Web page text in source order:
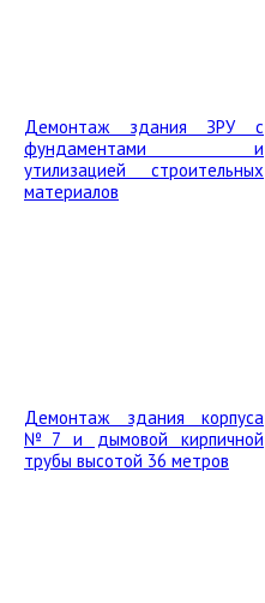
Демонтаж здания ЗРУ с
фундаментами и
утилизацией строительных
материалов
Демонтаж здания корпуса
№7 и дымовой кирпичной
трубы высотой 36 метров